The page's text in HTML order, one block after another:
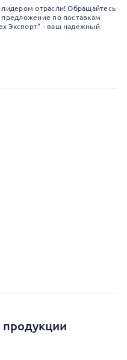
лидером отрасли! Обращайтесь
по поставкам
Экспорт" - ваш надежный
продукции